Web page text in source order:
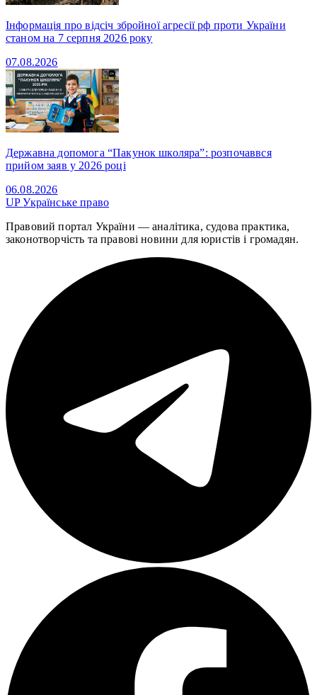
Інформація про відсіч збройної агресії рф проти України
станом на 7 серпня 2026 року
07.08.2026
Державна допомога “Пакунок школяра”: розпочаввся
прийом заяв у 2026 році
06.08.2026
UPУкраїнське право
Правовий портал України — аналітика, судова практика,
законотворчість та правові новини для юристів і громадян.